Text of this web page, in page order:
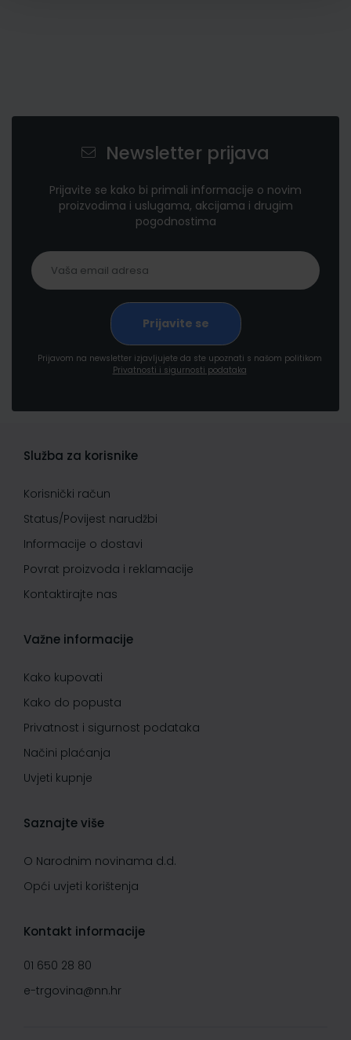
Newsletter prijava
Prijavite se kako bi primali informacije o novim
proizvodima i uslugama, akcijama i drugim
pogodnostima
Prijavom na newsletter izjavljujete da ste upoznati s našom politikom
Privatnosti i sigurnosti podataka
Služba za korisnike
Korisnički račun
Status/Povijest narudžbi
Informacije o dostavi
Povrat proizvoda i reklamacije
Kontaktirajte nas
Važne informacije
Kako kupovati
Kako do popusta
Privatnost i sigurnost podataka
Načini plaćanja
Uvjeti kupnje
Saznajte više
O Narodnim novinama d.d.
Opći uvjeti korištenja
Kontakt informacije
01 650 28 80
e-trgovina@nn.hr